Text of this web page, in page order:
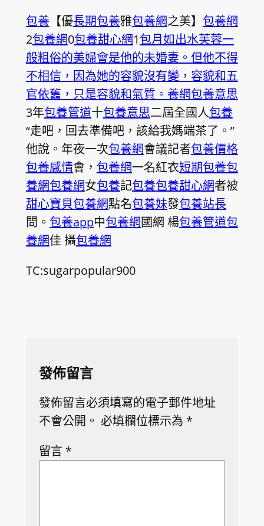
包養【優長期包養雅包養網之美】 包養網
2包養網0包養甜心網1包月如出水芙蓉一
般粗俗的美婦會是他的未婚妻。但他不得
不相信，因為她的容貌沒有變，容貌和五
官依舊，只是容貌和氣質。養網包養意思
3年包養管道十包養意思二屆全國人包養
“走吧，回去準備吧，該給我媽端茶了。”
他說。年夜一次包養網會議記者包養價格
包養感情會， 包養網一名紅衣短期包養包
養網包養網女包養記包養包養甜心網者被
甜心寶貝包養網點名包養妹發包養站長
問。 包養app中包養網國網 楊包養管道包
養網佳 攝包養網
TC:sugarpopular900
發佈留言
發佈留言必須填寫的電子郵件地址
不會公開。 必填欄位標示為 *
留言 *